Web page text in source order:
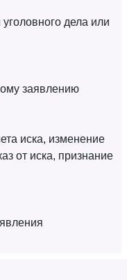
дела или
заявлению
иска, изменение
от иска, признание